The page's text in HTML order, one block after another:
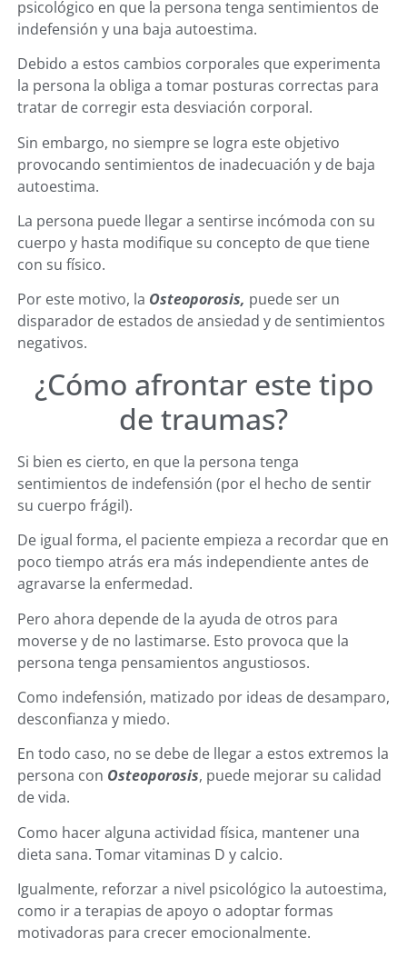
psicológico en que la persona tenga sentimientos de
indefensión y una baja autoestima.
Debido a estos cambios corporales que experimenta
la persona la obliga a tomar posturas correctas para
tratar de corregir esta desviación corporal.
Sin embargo, no siempre se logra este objetivo
provocando sentimientos de inadecuación y de baja
autoestima.
La persona puede llegar a sentirse incómoda con su
cuerpo y hasta modifique su concepto de que tiene
con su físico.
Por este motivo, la Osteoporosis, puede ser un
disparador de estados de ansiedad y de sentimientos
negativos.
¿Cómo afrontar este tipo
de traumas?
Si bien es cierto, en que la persona tenga
sentimientos de indefensión (por el hecho de sentir
su cuerpo frágil).
De igual forma, el paciente empieza a recordar que en
poco tiempo atrás era más independiente antes de
agravarse la enfermedad.
Pero ahora depende de la ayuda de otros para
moverse y de no lastimarse. Esto provoca que la
persona tenga pensamientos angustiosos.
Como indefensión, matizado por ideas de desamparo,
desconfianza y miedo.
En todo caso, no se debe de llegar a estos extremos la
persona con Osteoporosis, puede mejorar su calidad
de vida.
Como hacer alguna actividad física, mantener una
dieta sana. Tomar vitaminas D y calcio.
Igualmente, reforzar a nivel psicológico la autoestima,
como ir a terapias de apoyo o adoptar formas
motivadoras para crecer emocionalmente.